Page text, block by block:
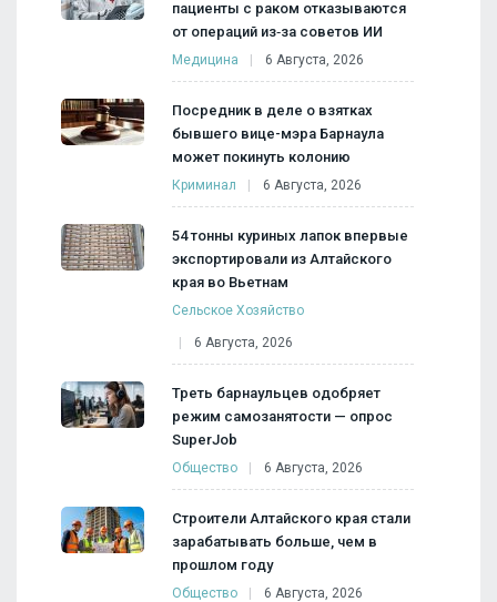
пациенты с раком отказываются
от операций из‑за советов ИИ
Медицина 6 Августа, 2026
Посредник в деле о взятках
бывшего вице-мэра Барнаула
может покинуть колонию
Криминал 6 Августа, 2026
54 тонны куриных лапок впервые
экспортировали из Алтайского
края во Вьетнам
Сельское Хозяйство
6 Августа, 2026
Треть барнаульцев одобряет
режим самозанятости — опрос
SuperJob
Общество 6 Августа, 2026
Строители Алтайского края стали
зарабатывать больше, чем в
прошлом году
Общество 6 Августа, 2026